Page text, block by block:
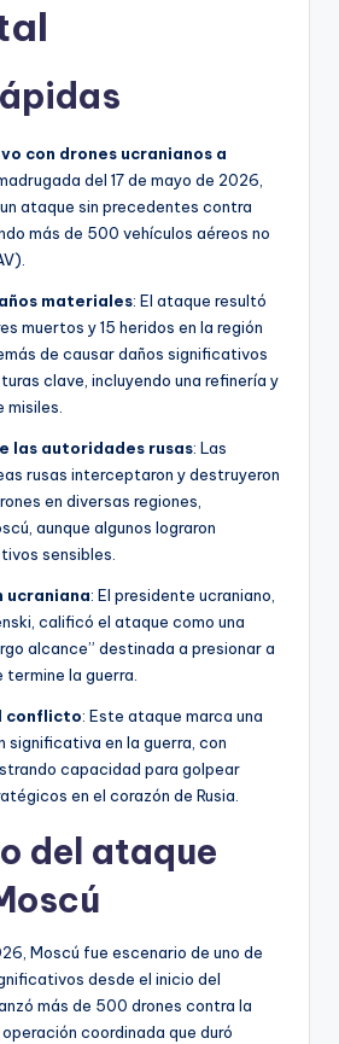
con drones ucranianos a
del 17 de mayo de 2026,
ataque sin precedentes contra
más de 500 vehículos aéreos no
materiales: El ataque resultó
muertos y 15 heridos en la región
de causar daños significativos
clave, incluyendo una refinería y
las autoridades rusas: Las
rusas interceptaron y destruyeron
en diversas regiones,
aunque algunos lograron
sensibles.
ucraniana: El presidente ucraniano,
calificó el ataque como una
alcance” destinada a presionar a
termine la guerra.
conflicto: Este ataque marca una
significativa en la guerra, con
capacidad para golpear
en el corazón de Rusia.
del ataque
Moscú fue escenario de uno de
desde el inicio del
más de 500 drones contra la
coordinada que duró